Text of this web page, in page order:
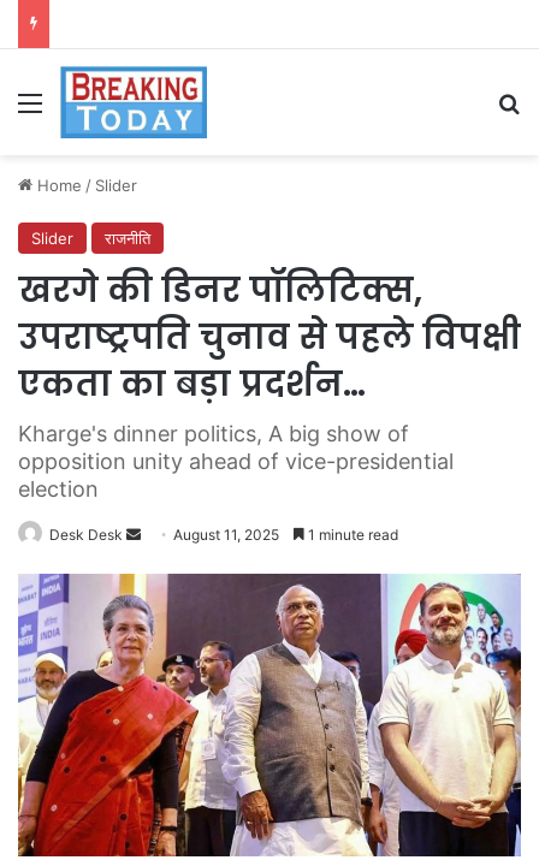
Menu
Home / Slider
Slider राजनीति
खरगे की डिनर पॉलिटिक्स,
उपराष्ट्रपति चुनाव से पहले विपक्षी
एकता का बड़ा प्रदर्शन…
Kharge's dinner politics, A big show of
opposition unity ahead of vice-presidential
election
Desk Desk
Send
email
August 11, 2025 1 minute read